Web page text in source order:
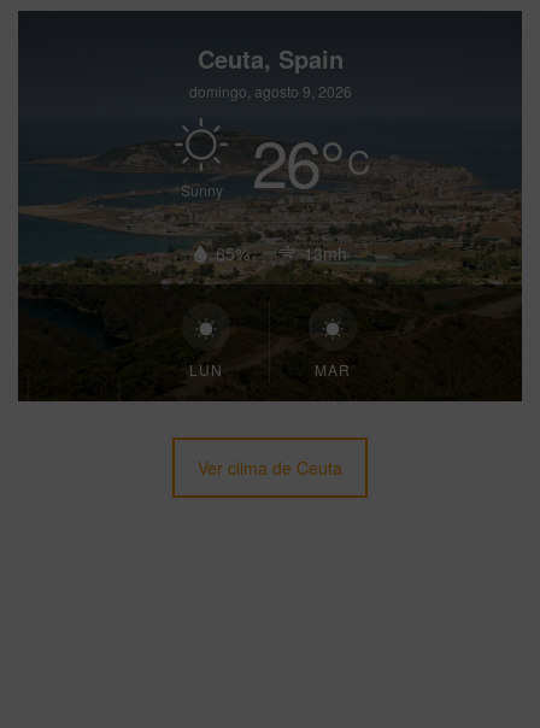
Ceuta, Spain
domingo, agosto 9, 2026
Sunny 26°C
65% 13mh
LUN MAR
Ver clima de Ceuta